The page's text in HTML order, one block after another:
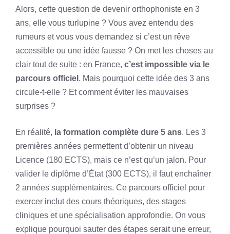
Alors, cette question de devenir orthophoniste en 3
ans, elle vous turlupine ? Vous avez entendu des
rumeurs et vous vous demandez si c’est un rêve
accessible ou une idée fausse ? On met les choses au
clair tout de suite : en France, c’est impossible via le
parcours officiel . Mais pourquoi cette idée des 3 ans
circule-t-elle ? Et comment éviter les mauvaises
surprises ?
En réalité, la formation complète dure 5 ans. Les 3
premières années permettent d’obtenir un niveau
Licence (180 ECTS), mais ce n’est qu’un jalon. Pour
valider le diplôme d’État (300 ECTS), il faut enchaîner
2 années supplémentaires. Ce parcours officiel pour
exercer inclut des cours théoriques, des stages
cliniques et une spécialisation approfondie. On vous
explique pourquoi sauter des étapes serait une erreur,